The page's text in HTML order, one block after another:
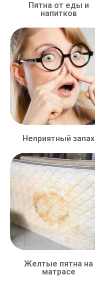
Пятна от еды и
напитков
Неприятный запах
Желтые пятна на
матрасе